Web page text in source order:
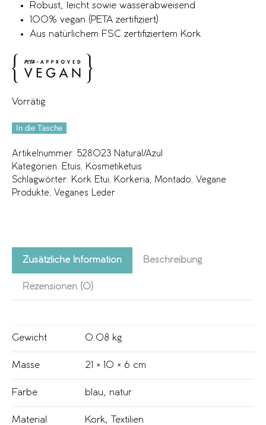
Robust, leicht sowie wasserabweisend
100% vegan (PETA zertifiziert)
Aus natürlichem FSC zertifiziertem Kork
Vorrätig
In die Tasche
Artikelnummer: 528023 Natural/Azul
Kategorien: Etuis, Kosmetiketuis
Schlagwörter: Kork Etui, Korkeria, Montado, Vegane
Produkte, Veganes Leder
Zusätzliche Information Beschreibung
Rezensionen (0)
Gewicht 0.08 kg
Masse 21 × 10 × 6 cm
Farbe blau natur
Material Kork Textilien